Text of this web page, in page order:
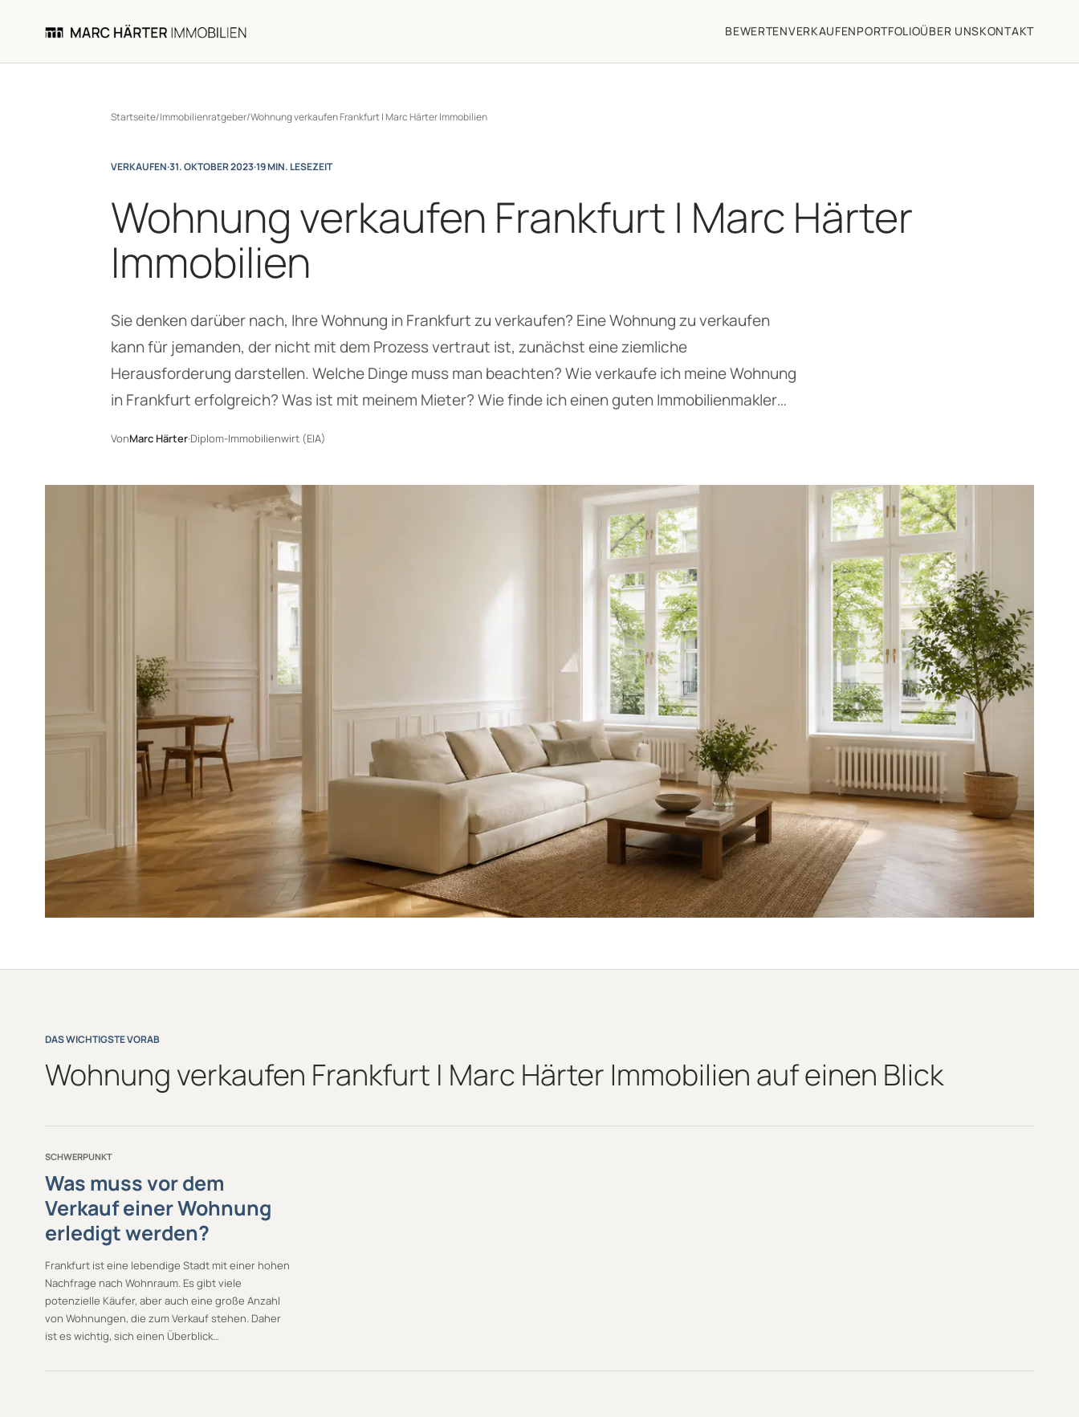
BEWERTENVERKAUFENPORTFOLIOÜBER UNSKONTAKT
Startseite/Immobilienratgeber/Wohnung verkaufen Frankfurt | Marc Härter Immobilien
VERKAUFEN·31. OKTOBER 2023·19 MIN. LESEZEIT
Wohnung verkaufen Frankfurt | Marc Härter
Immobilien
Sie denken darüber nach, Ihre Wohnung in Frankfurt zu verkaufen? Eine Wohnung zu verkaufen
kann für jemanden, der nicht mit dem Prozess vertraut ist, zunächst eine ziemliche
Herausforderung darstellen. Welche Dinge muss man beachten? Wie verkaufe ich meine Wohnung
in Frankfurt erfolgreich? Was ist mit meinem Mieter? Wie finde ich einen guten Immobilienmakler…
VonMarc Härter·Diplom-Immobilienwirt (EIA)
DAS WICHTIGSTE VORAB
Wohnung verkaufen Frankfurt | Marc Härter Immobilien auf einen Blick
SCHWERPUNKT
Was muss vor dem
Verkauf einer Wohnung
erledigt werden?
Frankfurt ist eine lebendige Stadt mit einer hohen
Nachfrage nach Wohnraum. Es gibt viele
potenzielle Käufer, aber auch eine große Anzahl
von Wohnungen, die zum Verkauf stehen. Daher
ist es wichtig, sich einen Überblick…